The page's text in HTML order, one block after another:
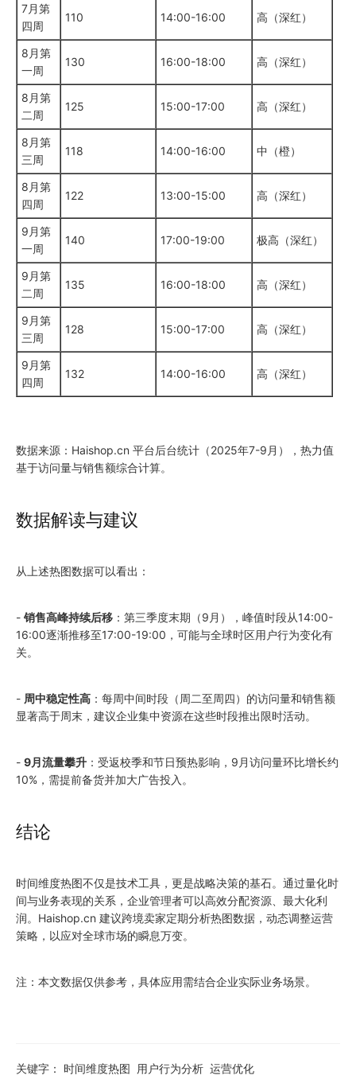
7月第
四周
110 14:00-16:00 高（深红）
8月第
一周
130 16:00-18:00 高（深红）
8月第
二周
125 15:00-17:00 高（深红）
8月第
三周
118 14:00-16:00 中（橙）
8月第
四周
122 13:00-15:00 高（深红）
9月第
一周
140 17:00-19:00 极高（深红）
9月第
二周
135 16:00-18:00 高（深红）
9月第
三周
128 15:00-17:00 高（深红）
9月第
四周
132 14:00-16:00 高（深红）
数据来源：Haishop.cn 平台后台统计（2025年7-9月），热力值
基于访问量与销售额综合计算。
数据解读与建议
从上述热图数据可以看出：
- 销售高峰持续后移 ：第三季度末期（9月），峰值时段从14:00-
16:00逐渐推移至17:00-19:00，可能与全球时区用户行为变化有
关。
- 周中稳定性高 ：每周中间时段（周二至周四）的访问量和销售额
显著高于周末，建议企业集中资源在这些时段推出限时活动。
- 9月流量攀升 ：受返校季和节日预热影响，9月访问量环比增长约
10%，需提前备货并加大广告投入。
结论
时间维度热图不仅是技术工具，更是战略决策的基石。通过量化时
间与业务表现的关系，企业管理者可以高效分配资源、最大化利
润。Haishop.cn 建议跨境卖家定期分析热图数据，动态调整运营
策略，以应对全球市场的瞬息万变。
注：本文数据仅供参考，具体应用需结合企业实际业务场景。
关键字： 时间维度热图 用户行为分析 运营优化